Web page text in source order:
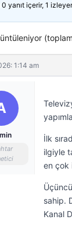
yanıt içerir, 1
1:14 am
İlk
ilgiyle
en çok
sahip.
Kanal